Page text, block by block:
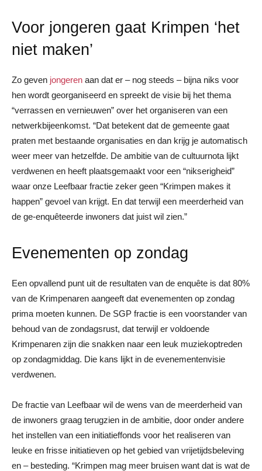
Voor jongeren gaat Krimpen ‘het
niet maken’
Zo geven jongeren aan dat er – nog steeds – bijna niks voor
hen wordt georganiseerd en spreekt de visie bij het thema
“verrassen en vernieuwen” over het organiseren van een
netwerkbijeenkomst. “Dat betekent dat de gemeente gaat
praten met bestaande organisaties en dan krijg je automatisch
weer meer van hetzelfde. De ambitie van de cultuurnota lijkt
verdwenen en heeft plaatsgemaakt voor een “nikserigheid”
waar onze Leefbaar fractie zeker geen “Krimpen makes it
happen” gevoel van krijgt. En dat terwijl een meerderheid van
de ge-enquêteerde inwoners dat juist wil zien.”
Evenementen op zondag
Een opvallend punt uit de resultaten van de enquête is dat 80%
van de Krimpenaren aangeeft dat evenementen op zondag
prima moeten kunnen. De SGP fractie is een voorstander van
behoud van de zondagsrust, dat terwijl er voldoende
Krimpenaren zijn die snakken naar een leuk muziekoptreden
op zondagmiddag. Die kans lijkt in de evenementenvisie
verdwenen.
De fractie van Leefbaar wil de wens van de meerderheid van
de inwoners graag terugzien in de ambitie, door onder andere
het instellen van een initiatieffonds voor het realiseren van
leuke en frisse initiatieven op het gebied van vrijetijdsbeleving
en – besteding. “Krimpen mag meer bruisen want dat is wat de